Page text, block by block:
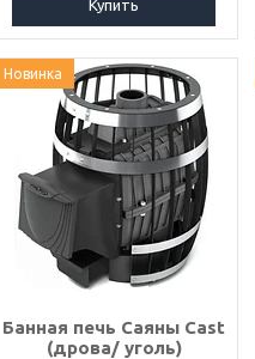
Купить
Новинка
Банная печь Саяны Cast
(дрова/ уголь)